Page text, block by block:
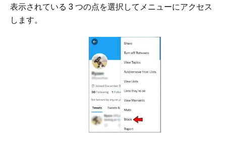
表示されている 3 つの点を選択してメニューにアクセス
します。